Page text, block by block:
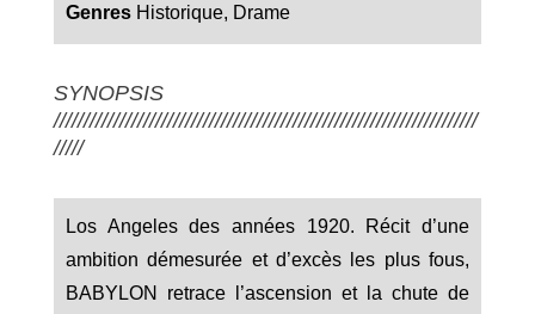
Genres Historique, Drame
SYNOPSIS
///////////////////////////////////////////////////////////////////////
/////
Los Angeles des années 1920. Récit d’une
ambition démesurée et d’excès les plus fous,
BABYLON retrace l’ascension et la chute de